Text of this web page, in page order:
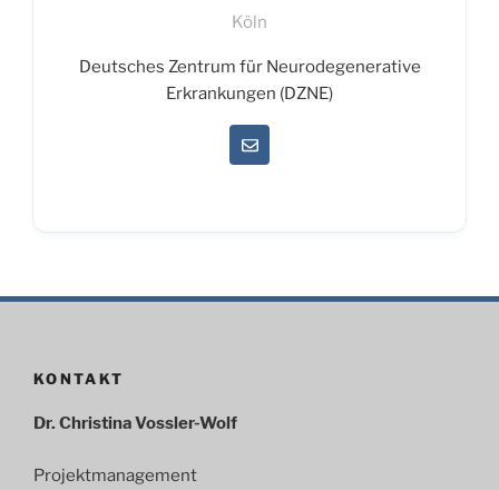
Köln
Deutsches Zentrum für Neurodegenerative
Erkrankungen (DZNE)
KONTAKT
Dr. Christina Vossler-Wolf
Projektmanagement